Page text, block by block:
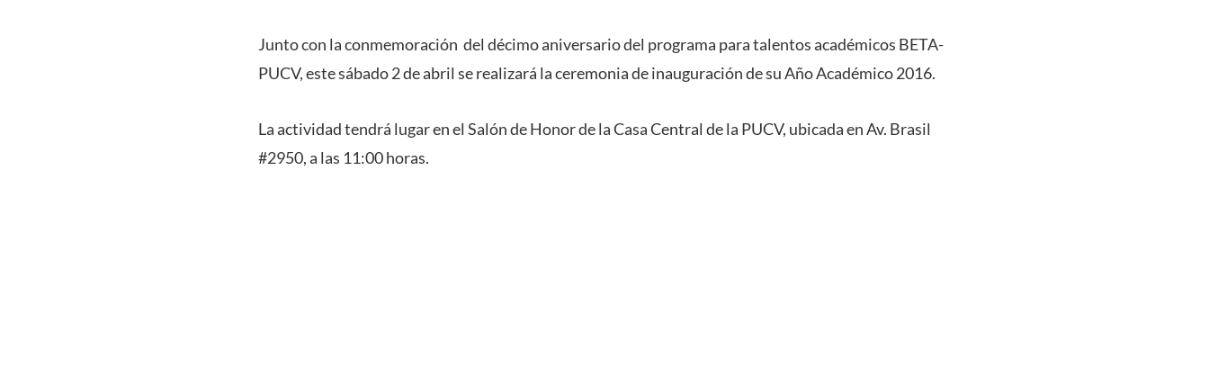
Junto con la conmemoración del décimo aniversario del programa para talentos académicos BETA-
PUCV, este sábado 2 de abril se realizará la ceremonia de inauguración de su Año Académico 2016.
La actividad tendrá lugar en el Salón de Honor de la Casa Central de la PUCV, ubicada en Av. Brasil
#2950, a las 11:00 horas.